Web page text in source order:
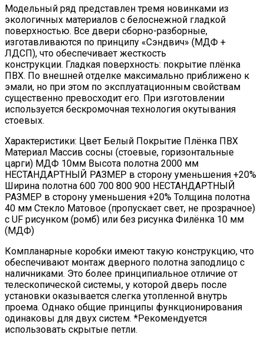
Модельный ряд представлен тремя новинками из
экологичных материалов с белоснежной гладкой
поверхностью. Все двери сборно-разборные,
изготавливаются по принципу «Сэндвич» (МДФ +
ЛДСП), что обеспечивает жесткость
конструкции. Гладкая поверхность: покрытие плёнка
ПВХ. По внешней отделке максимально приближено к
эмали, но при этом по эксплуатационным свойствам
существенно превосходит его. При изготовлении
используется бескромочная технология окутывания
стоевых.
Характеристики: Цвет Белый Покрытие Плёнка ПВХ
Материал Массив сосны (стоевые, горизонтальные
царги) МДФ 10мм Высота полотна 2000 мм
НЕСТАНДАРТНЫЙ РАЗМЕР в сторону уменьшения +20%
Ширина полотна 600 700 800 900 НЕСТАНДАРТНЫЙ
РАЗМЕР в сторону уменьшения +20% Толщина полотна
40 мм Стекло Матовое (пропускает свет, не прозрачное)
с UF рисунком (ромб) или без рисунка Филёнка 10 мм
(МДФ)
Компланарные коробки имеют такую конструкцию, что
обеспечивают монтаж дверного полотна заподлицо с
наличниками. Это более принципиальное отличие от
телескопической системы, у которой дверь после
установки оказывается слегка утопленной внутрь
проема. Однако общие принципы функционирования
одинаковы для двух систем. *Рекомендуется
использовать скрытые петли.